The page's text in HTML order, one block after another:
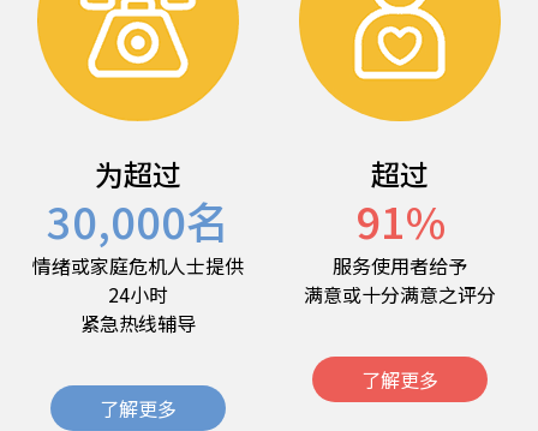
为超过
30,000名
情绪或家庭危机人士提供
24小时
紧急热线辅导
了解更多
超过
91%
服务使用者给予
满意或十分满意之评分
了解更多